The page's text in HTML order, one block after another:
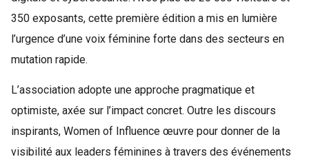
350 exposants, cette première édition a mis en lumière
l’urgence d’une voix féminine forte dans des secteurs en
mutation rapide.
L’association adopte une approche pragmatique et
optimiste, axée sur l’impact concret. Outre les discours
inspirants, Women of Influence œuvre pour donner de la
visibilité aux leaders féminines à travers des événements